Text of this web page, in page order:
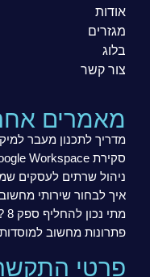
אודות
מגזרים
בלוג
צור קשר
מאמרים
מדריך לתכנון מעבר למיקרוסופט 365
סקירת Google Workspace לעסקים: האם זה מתאים לכם?
ניהול שרתים לעסקים
איך לבחור שירותי
מתי נכון להחליף ספק IT? 8 סימנים שאסור להתעלם מהם
פתרונות מחשוב למוסדות
פרטי